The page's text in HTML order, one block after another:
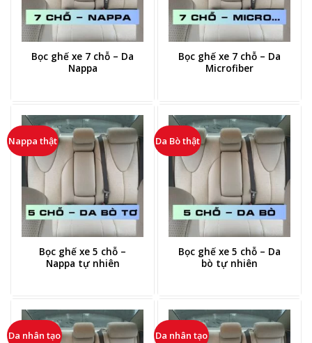
Bọc ghế xe 7 chỗ – Da
Nappa
Bọc ghế xe 7 chỗ – Da
Microfiber
Nappa thật
Bọc ghế xe 5 chỗ –
Nappa tự nhiên
Da Bò thật
Bọc ghế xe 5 chỗ – Da
bò tự nhiên
Da nhân tạo Da nhân tạo